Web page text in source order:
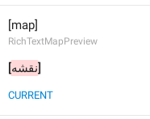
[map]
RichTextMapPreview
[نقشه]
CURRENT